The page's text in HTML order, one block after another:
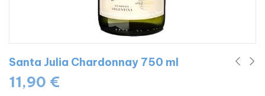
Santa Julia Chardonnay 750 ml
11,90 €